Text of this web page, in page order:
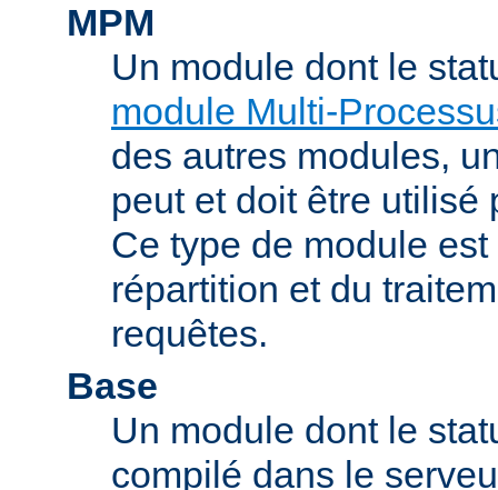
MPM
Un module dont le
module Multi-
des autres modules,
peut et doit être utilisé
Ce type de module
répartition et du
requêtes.
Base
Un module dont le
compilé dans le